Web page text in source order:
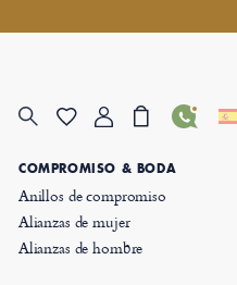
COMPROMISO & BODA
Anillos de compromiso
Alianzas de mujer
Alianzas de hombre